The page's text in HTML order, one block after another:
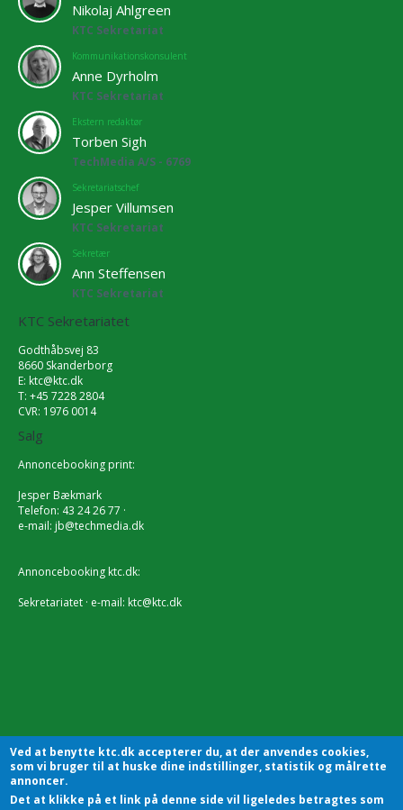
Nikolaj Ahlgreen
KTC Sekretariat
Kommunikationskonsulent
Anne Dyrholm
KTC Sekretariat
Ekstern redaktør
Torben Sigh
TechMedia A/S - 6769
Sekretariatschef
Jesper Villumsen
KTC Sekretariat
Sekretær
Ann Steffensen
KTC Sekretariat
KTC Sekretariatet
Godthåbsvej 83
8660 Skanderborg
E: ktc@ktc.dk
T: +45 7228 2804
CVR: 1976 0014
Salg
Annoncebooking print:
Jesper Bækmark
Telefon: 43 24 26 77 ·
e-mail: jb@techmedia.dk
Annoncebooking ktc.dk:
Sekretariatet · e-mail: ktc@ktc.dk
Ved at benytte ktc.dk accepterer du, at der anvendes cookies,
som vi bruger til at huske dine indstillinger, statistik og målrette
annoncer.
Det at klikke på et link på denne side vil ligeledes betragtes som